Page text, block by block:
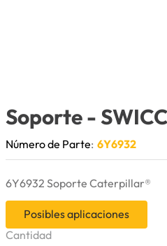
Soporte-
Número de Parte: 6Y6932
6Y6932 Soporte Caterpillar®
Posibles aplicaciones
Cantidad